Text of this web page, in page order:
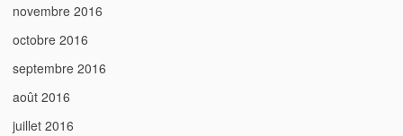
novembre 2016
octobre 2016
septembre 2016
août 2016
juillet 2016